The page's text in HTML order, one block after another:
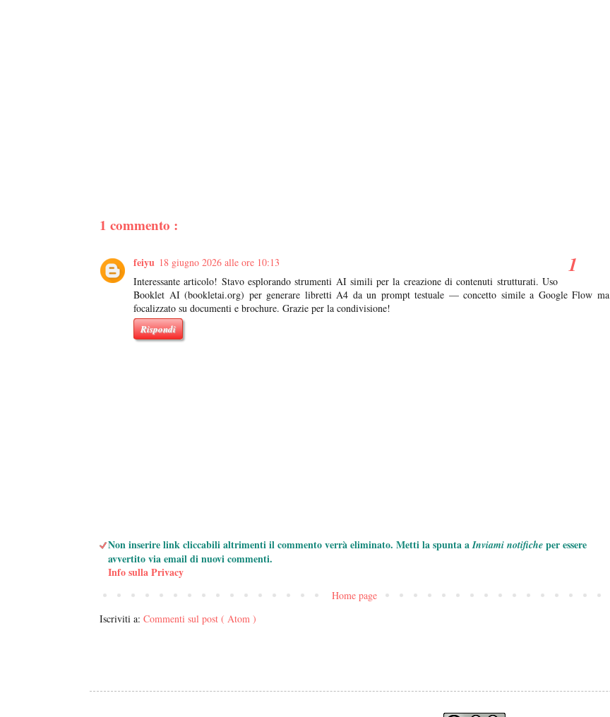
1 commento :
feiyu 18 giugno 2026 alle ore 10:13
Interessante articolo! Stavo esplorando strumenti AI simili per la creazione di contenuti strutturati. Uso
Booklet AI (bookletai.org) per generare libretti A4 da un prompt testuale — concetto simile a Google Flow ma
focalizzato su documenti e brochure. Grazie per la condivisione!
Rispondi
Non inserire link cliccabili altrimenti il commento verrà eliminato. Metti la spunta aInviami notifiche per essere
avvertito via email di nuovi commenti.
Info sulla Privacy
Home page
Iscriviti a: Commenti sul post ( Atom )